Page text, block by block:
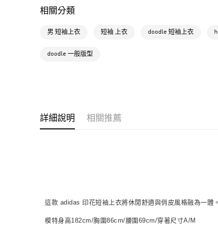
相關分類
男 短袖上衣 短袖 上衣 doodle 短袖上衣
doodle 一般版型
詳細說明 相關推薦
這款 adidas 印花短袖上衣將休閒舒適與俏皮風格融為一體
模特身高182cm/胸圍86cm/腰圍69cm/穿著尺寸A/M